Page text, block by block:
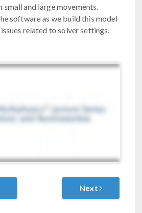
and large movements.
software as we build this model
related to solver settings.
Next